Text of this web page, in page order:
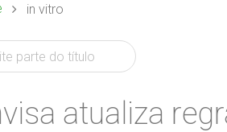
in vitro
atualiza